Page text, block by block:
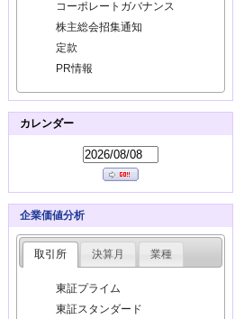
コーポレートガバナンス
株主総会招集通知
定款
PR情報
カレンダー
企業価値分析
取引所 決算月 業種
東証プライム
東証スタンダード